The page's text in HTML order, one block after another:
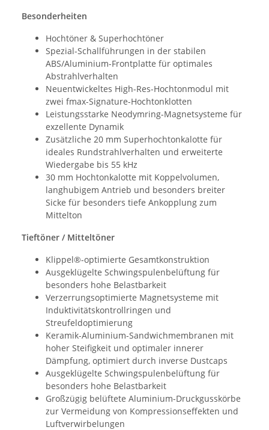
Besonderheiten
Hochtöner & Superhochtöner
Spezial-Schallführungen in der stabilen
ABS/Aluminium-Frontplatte für optimales
Abstrahlverhalten
Neuentwickeltes High-Res-Hochtonmodul mit
zwei fmax-Signature-Hochtonklotten
Leistungsstarke Neodymring-Magnetsysteme für
exzellente Dynamik
Zusätzliche 20 mm Superhochtonkalotte für
ideales Rundstrahlverhalten und erweiterte
Wiedergabe bis 55 kHz
30 mm Hochtonkalotte mit Koppelvolumen,
langhubigem Antrieb und besonders breiter
Sicke für besonders tiefe Ankopplung zum
Mittelton
Tieftöner / Mitteltöner
Klippel®-optimierte Gesamtkonstruktion
Ausgeklügelte Schwingspulenbelüftung für
besonders hohe Belastbarkeit
Verzerrungsoptimierte Magnetsysteme mit
Induktivitätskontrollringen und
Streufeldoptimierung
Keramik-Aluminium-Sandwichmembranen mit
hoher Steifigkeit und optimaler innerer
Dämpfung, optimiert durch inverse Dustcaps
Ausgeklügelte Schwingspulenbelüftung für
besonders hohe Belastbarkeit
Großzügig belüftete Aluminium-Druckgusskörbe
zur Vermeidung von Kompressionseffekten und
Luftverwirbelungen